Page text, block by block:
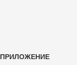
ПРИЛОЖЕНИЕ